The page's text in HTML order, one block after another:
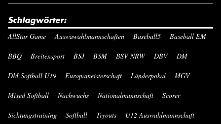
Schlagwörter:
AllStar Game Auswawahlmannschaften Baseball5 Baseball EM
BBQ Breitensport BSJ BSM BSV NRW DBV DM
DM Softball U19 Europameisterschaft Länderpokal MGV
Mixed Softball Nachwuchs Nationalmannschaft Scorer
Sichtungstraining Softball Tryouts U12 Auswahlmannschaft